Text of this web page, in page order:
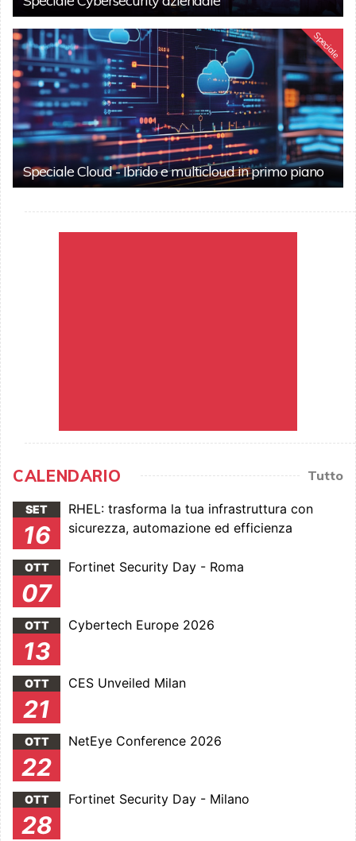
Speciale
Speciale Cloud - Ibrido e multicloud in primo piano
CALENDARIO Tutto
SET
16
RHEL: trasforma la tua infrastruttura con
sicurezza, automazione ed efficienza
OTT
07
Fortinet Security Day - Roma
OTT
13
Cybertech Europe 2026
OTT
21
CES Unveiled Milan
OTT
22
NetEye Conference 2026
OTT
28
Fortinet Security Day - Milano